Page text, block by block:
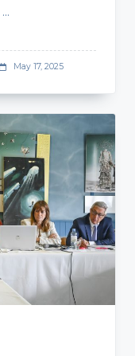
...
May 17, 2025